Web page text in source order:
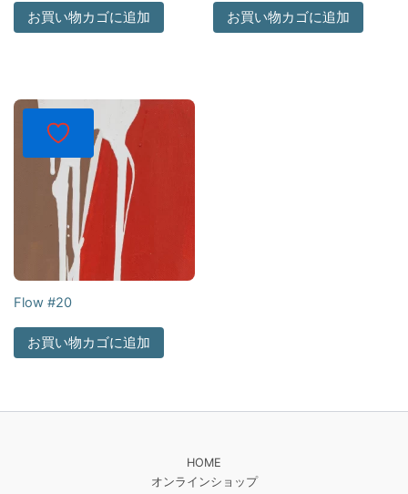
お買い物カゴに追加 お買い物カゴに追加
Flow #20
お買い物カゴに追加
HOME
オンラインショップ